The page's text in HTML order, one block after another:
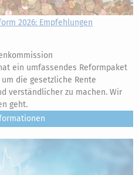
2026: Empfehlungen
ein umfassendes Reformpaket
die gesetzliche Rente
verständlicher zu machen. Wir
geht.